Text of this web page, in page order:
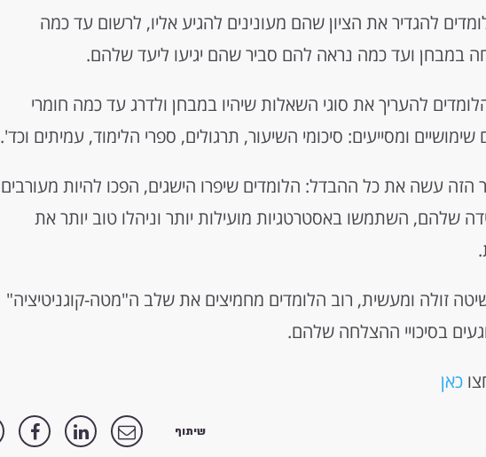
להגדיר את הציון שהם מעונינים להגיע אליו, לרשום עד כמה
במבחן ועד כמה נראה להם סביר שהם יגיעו ליעד שלהם.
להעריך את סוגי השאלות שיהיו במבחן ולדרג עד כמה חומרי
ומסייעים: סיכומי השיעור, תרגולים, ספרי הלימוד, עמיתים וכד'.
הזה עשה את כל ההבדל: הלומדים שיפרו הישגים, הפכו להיות מעורבים
שלהם, השתמשו באסטרטגיות מועילות יותר וניהלו טוב יותר את
זולה ומעשית, רוב הלומדים מחמיצים את שלב ה"מטה-קוגניטיציה"
בסיכויי ההצלחה שלהם.
כאן
שיתוף